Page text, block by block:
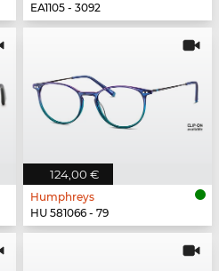
EA1105 - 3092
124,00 €
Humphreys
HU 581066 - 79